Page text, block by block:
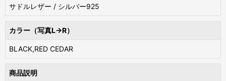
サドルレザー / シルバー925
カラー（写真L→R）
BLACK,RED CEDAR
商品説明